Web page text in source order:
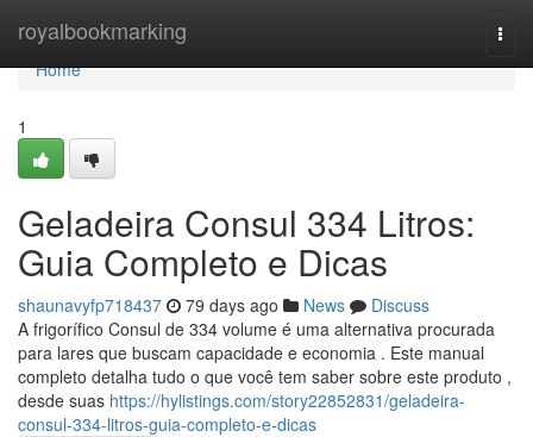
royalbookmarking
Home
Home
1
Geladeira Consul 334 Litros:
Guia Completo e Dicas
shaunavyfp718437 79 days ago News
Discuss
A frigorífico Consul de 334 volume é uma alternativa procurada
para lares que buscam capacidade e economia . Este manual
completo detalha tudo o que você tem saber sobre este produto ,
desde suas https://hylistings.com/story22852831/geladeira-
consul-334-litros-guia-completo-e-dicas